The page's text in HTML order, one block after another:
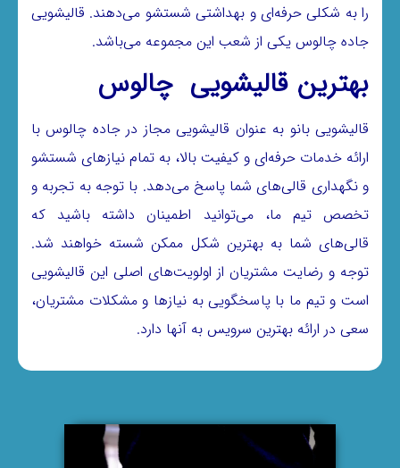
را به شکلی حرفه‌ای و بهداشتی شستشو می‌دهند. قالیشویی
جاده چالوس یکی از شعب این مجموعه می‌باشد.
بهترین قالیشویی چالوس
قالیشویی بانو به عنوان قالیشویی مجاز در جاده چالوس با
ارائه خدمات حرفه‌ای و کیفیت بالا، به تمام نیازهای شستشو
و نگهداری قالی‌های شما پاسخ می‌دهد. با توجه به تجربه و
تخصص تیم ما، می‌توانید اطمینان داشته باشید که
قالی‌های شما به بهترین شکل ممکن شسته خواهند شد.
توجه و رضایت مشتریان از اولویت‌های اصلی این قالیشویی
است و تیم ما با پاسخگویی به نیازها و مشکلات مشتریان،
سعی در ارائه بهترین سرویس به آنها دارد.